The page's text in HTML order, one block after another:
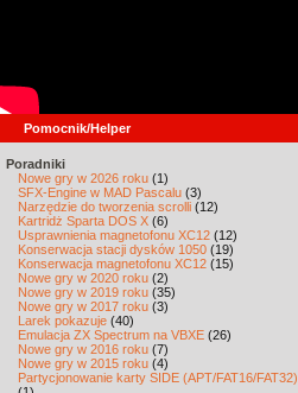
Pomocnik/Helper
Poradniki
Nowe gry w 2026 roku (1)
SFX-Engine w MAD Pascalu (3)
Narzędzie do tworzenia scrolli (12)
Kartridż Sparta DOS X (6)
Usprawnienia magnetofonu XC12 (12)
Konserwacja stacji dysków 1050 (19)
Konserwacja magnetofonu XC12 (15)
Nowe gry w 2020 roku (2)
Nowe gry w 2019 roku (35)
Nowe gry w 2017 roku (3)
Larek pokazuje (40)
Emulacja ZX Spectrum na VBXE (26)
Nowe gry w 2016 roku (7)
Nowe gry w 2015 roku (4)
Partycjonowanie karty SIDE (APT/FAT16/FAT32)